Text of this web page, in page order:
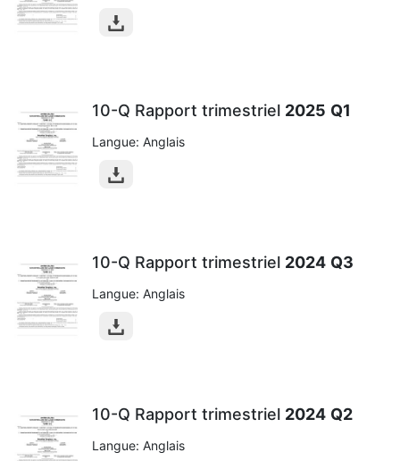
10-Q Rapport trimestriel 2025 Q1
Langue: Anglais
10-Q Rapport trimestriel 2024 Q3
Langue: Anglais
10-Q Rapport trimestriel 2024 Q2
Langue: Anglais